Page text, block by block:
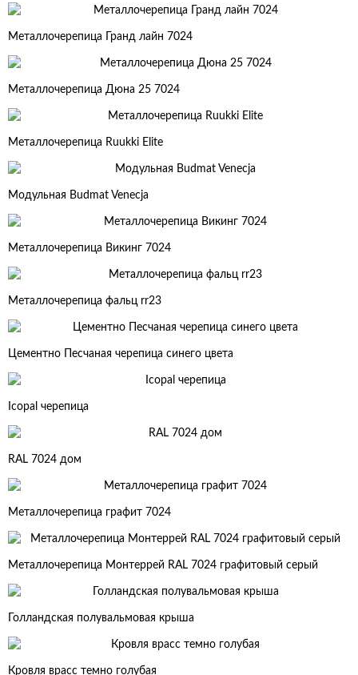
Металлочерепица Гранд лайн 7024
Металлочерепица Дюна 25 7024
Металлочерепица Ruukki Elite
Модульная Budmat Venecja
Металлочерепица Викинг 7024
Металлочерепица фальц rr23
Цементно Песчаная черепица синего цвета
Icopal черепица
RAL 7024 дом
Металлочерепица графит 7024
Металлочерепица Монтеррей RAL 7024 графитовый серый
Голландская полувальмовая крыша
Кровля врасс темно голубая